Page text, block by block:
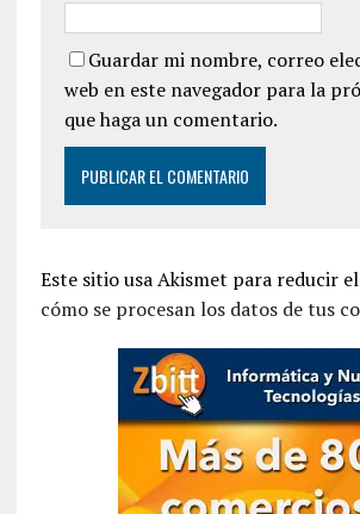
Guardar mi nombre, correo
web en este navegador para la
que haga un comentario.
Este sitio usa Akismet para reducir
cómo se procesan los datos de tus